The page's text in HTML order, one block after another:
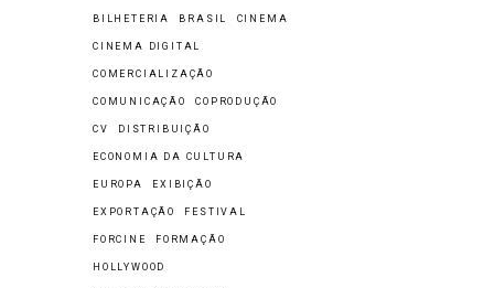
BILHETERIA BRASIL CINEMA
CINEMA DIGITAL
COMERCIALIZAÇÃO
COMUNICAÇÃO COPRODUÇÃO
CV DISTRIBUIÇÃO
ECONOMIA DA CULTURA
EUROPA EXIBIÇÃO
EXPORTAÇÃO FESTIVAL
FORCINE FORMAÇÃO
HOLLYWOOD